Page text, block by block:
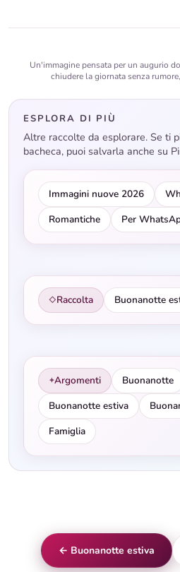
Un'immagine pensata per un augurio
chiudere la giornata senza
ESPLORA DI PIÙ
Altre raccolte da esplorare. Se ti
bacheca, puoi salvarla anche su
Immagini nuove 2026
Romantiche
Per
◇Raccolta Buonanotte
✦Argomenti
Buonanotte
Buonanotte estiva
Famiglia
← Buonanotte estiva